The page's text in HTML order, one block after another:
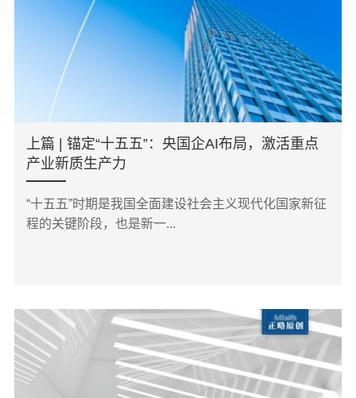
上篇 | 锚定“十五五”：央国企AI布局，激活重点
产业新质生产力
“十五五”时期是我国全面建设社会主义现代化国家新征
程的关键阶段，也是新一...